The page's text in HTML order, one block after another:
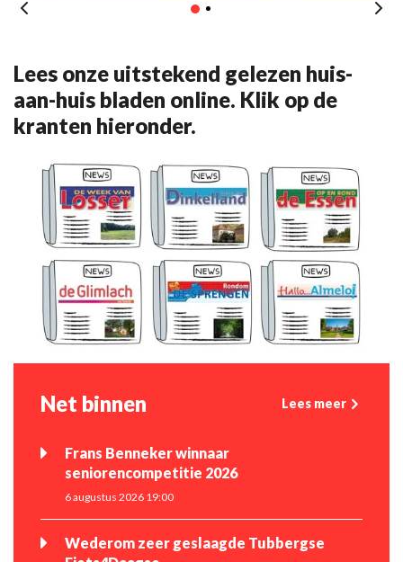
Lees onze uitstekend gelezen huis-
aan-huis bladen online. Klik op de
kranten hieronder.
Net binnen Lees meer
Frans Benneker winnaar
seniorencompetitie 2026
6 augustus 2026 19:00
Wederom zeer geslaagde Tubbergse